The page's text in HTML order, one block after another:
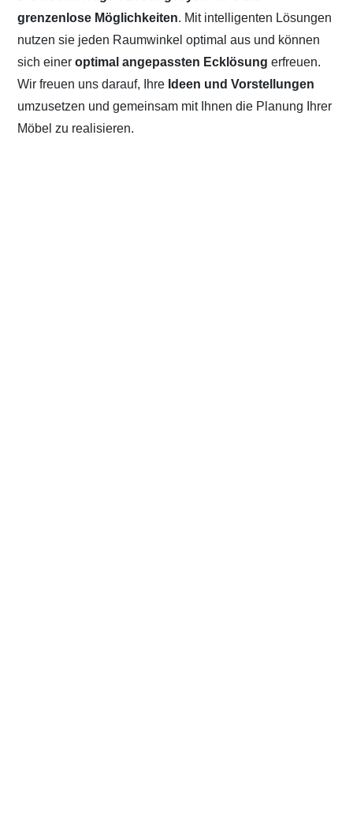
grenzenlose Möglichkeiten. Mit intelligenten Lösungen
nutzen sie jeden Raumwinkel optimal aus und können
sich eineroptimal angepassten Ecklösung erfreuen.
Wir freuen uns darauf, Ihre Ideen und Vorstellungen
umzusetzen und gemeinsam mit Ihnen die Planung Ihrer
Möbel zu realisieren.